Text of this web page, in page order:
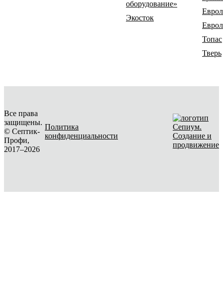
оборудование»
Экосток
Топас
Тверь
Все права
защищены.
© Септик-
Профи,
2017–2026
Политика
конфиденциальности
Создание и
продвижение